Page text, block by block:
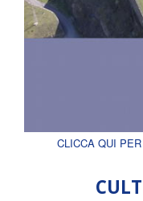
CLICCA QUI